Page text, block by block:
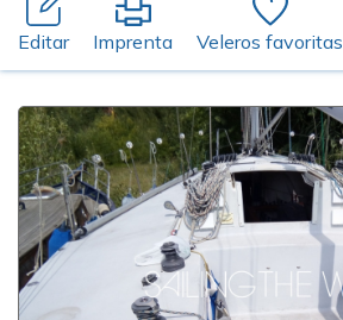
Editar Imprenta Veleros favoritas